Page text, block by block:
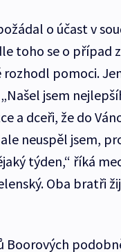
o účast v
toho se o případ
rozhodl pomoci.
jsem
a dceři, že do
neuspěl jsem,
týden,“ říká
Oba bratři
Boorových